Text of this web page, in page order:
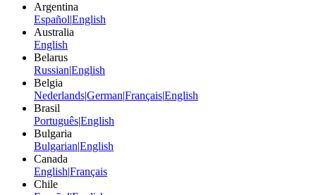
Argentina
EspañolEnglish
Australia
English
Belarus
RussianEnglish
Belgia
NederlandsGermanFrançaisEnglish
Brasil
PortuguêsEnglish
Bulgaria
BulgarianEnglish
Canada
EnglishFrançais
Chile